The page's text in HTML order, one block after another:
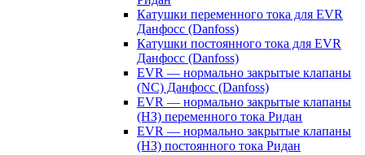
Катушки переменного тока для EVR
Данфосс (Danfoss)
Катушки постоянного тока для EVR
Данфосс (Danfoss)
EVR — нормально закрытые клапаны
(NC) Данфосс (Danfoss)
EVR — нормально закрытые клапаны
(НЗ) переменного тока Ридан
EVR — нормально закрытые клапаны
(НЗ) постоянного тока Ридан